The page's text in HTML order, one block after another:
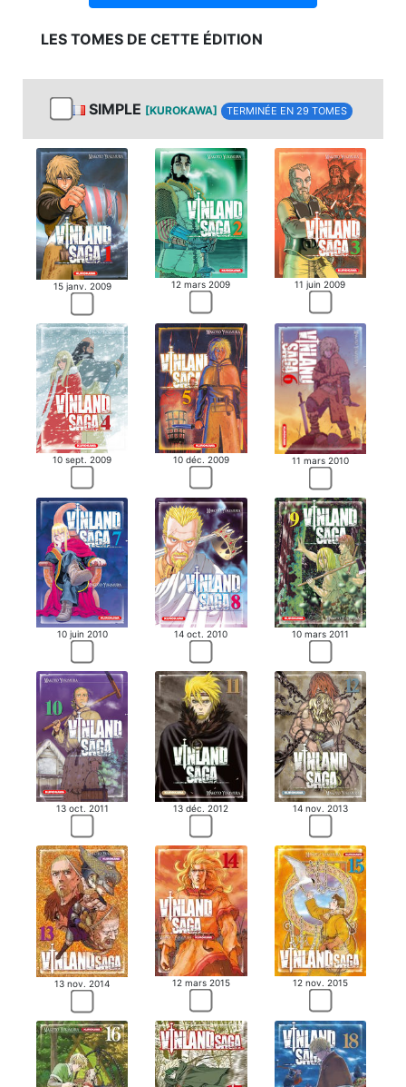
LES TOMES DE CETTE ÉDITION
SIMPLE [KUROKAWA] TERMINÉE EN 29 TOMES
15 janv. 2009 12 mars 2009 11 juin 2009
10 sept. 2009 10 déc. 2009 11 mars 2010
10 juin 2010 14 oct. 2010 10 mars 2011
13 oct. 2011 13 déc. 2012 14 nov. 2013
13 nov. 2014 12 mars 2015 12 nov. 2015